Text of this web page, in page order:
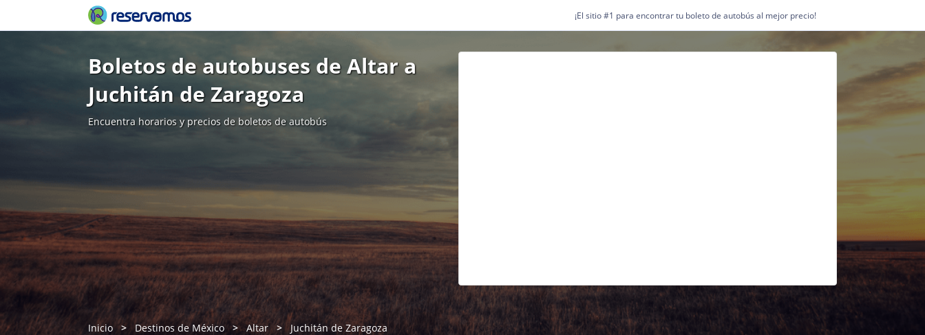
¡El sitio #1 para encontrar tu boleto de autobús al mejor precio!
Boletos de autobuses de Altar a
Juchitán de Zaragoza
Encuentra horarios y precios de boletos de autobús
Inicio Destinos de México Altar Juchitán de Zaragoza